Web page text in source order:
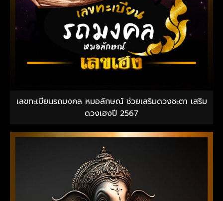
เลขทะเบียนรถมงคล หมอลักษณ์ ช่วยเสริมดวงชะตา เสริม
ดวงเฮงปี 2567